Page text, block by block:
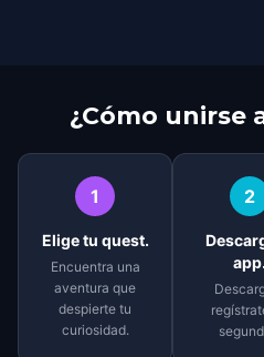
¿Cómo unirse
1
Elige tu quest.
Encuentra una
aventura que
despierte tu
curiosidad.
2
app.